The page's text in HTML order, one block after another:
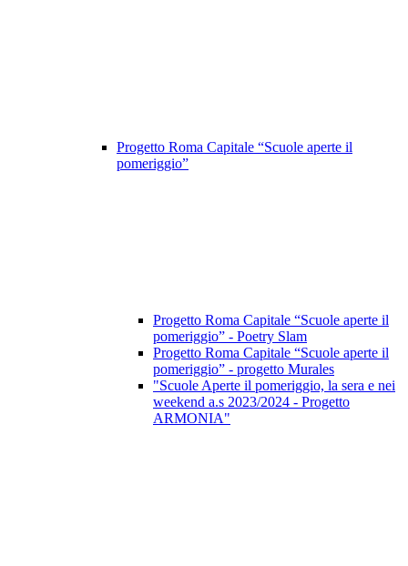
Progetto Roma Capitale “Scuole aperte il
pomeriggio”
Progetto Roma Capitale “Scuole aperte il
pomeriggio” - Poetry Slam
Progetto Roma Capitale “Scuole aperte il
pomeriggio” - progetto Murales
"Scuole Aperte il pomeriggio, la sera e nei
weekend a.s 2023/2024 - Progetto
ARMONIA"